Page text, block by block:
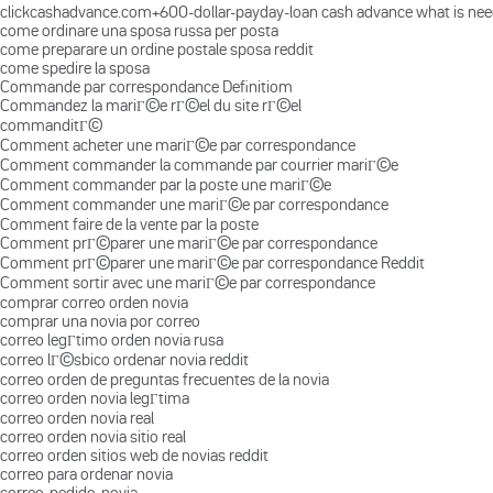
clickcashadvance.com+600-dollar-payday-loan cash advance what is
come ordinare una sposa russa per posta
come preparare un ordine postale sposa reddit
come spedire la sposa
Commande par correspondance Definitiom
Commandez la mariГ©e rГ©el du site rГ©el
commanditГ©
Comment acheter une mariГ©e par correspondance
Comment commander la commande par courrier mariГ©e
Comment commander par la poste une mariГ©e
Comment commander une mariГ©e par correspondance
Comment faire de la vente par la poste
Comment prГ©parer une mariГ©e par correspondance
Comment prГ©parer une mariГ©e par correspondance Reddit
Comment sortir avec une mariГ©e par correspondance
comprar correo orden novia
comprar una novia por correo
correo legГ­timo orden novia rusa
correo lГ©sbico ordenar novia reddit
correo orden de preguntas frecuentes de la novia
correo orden novia legГ­tima
correo orden novia real
correo orden novia sitio real
correo orden sitios web de novias reddit
correo para ordenar novia